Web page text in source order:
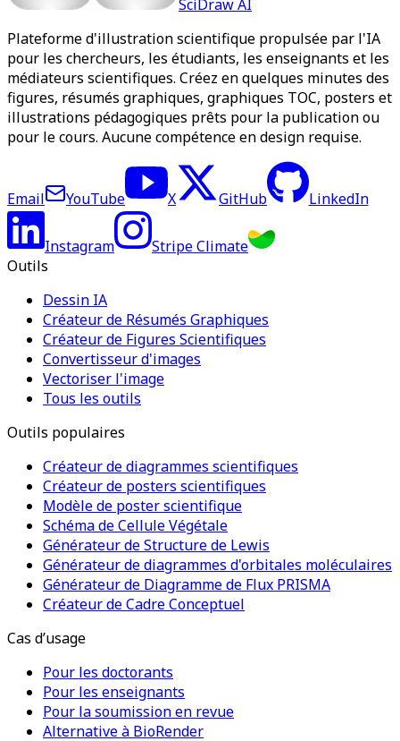
SciDraw AI
Plateforme d'illustration scientifique propulsée par l'IA
pour les chercheurs, les étudiants, les enseignants et les
médiateurs scientifiques. Créez en quelques minutes des
figures, résumés graphiques, graphiques TOC, posters et
illustrations pédagogiques prêts pour la publication ou
pour le cours. Aucune compétence en design requise.
Email YouTube X GitHub LinkedIn
Instagram
Stripe Climate
Outils
Dessin IA
Créateur de Résumés Graphiques
Créateur de Figures Scientifiques
Convertisseur d'images
Vectoriser l'image
Tous les outils
Outils populaires
Créateur de diagrammes scientifiques
Créateur de posters scientifiques
Modèle de poster scientifique
Schéma de Cellule Végétale
Générateur de Structure de Lewis
Générateur de diagrammes d'orbitales moléculaires
Générateur de Diagramme de Flux PRISMA
Créateur de Cadre Conceptuel
Cas d’usage
Pour les doctorants
Pour les enseignants
Pour la soumission en revue
Alternative à BioRender